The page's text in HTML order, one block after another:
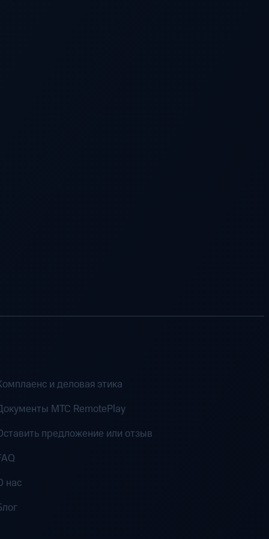
и деловая этика
MTC RemotePlay
предложение или отзыв
нас